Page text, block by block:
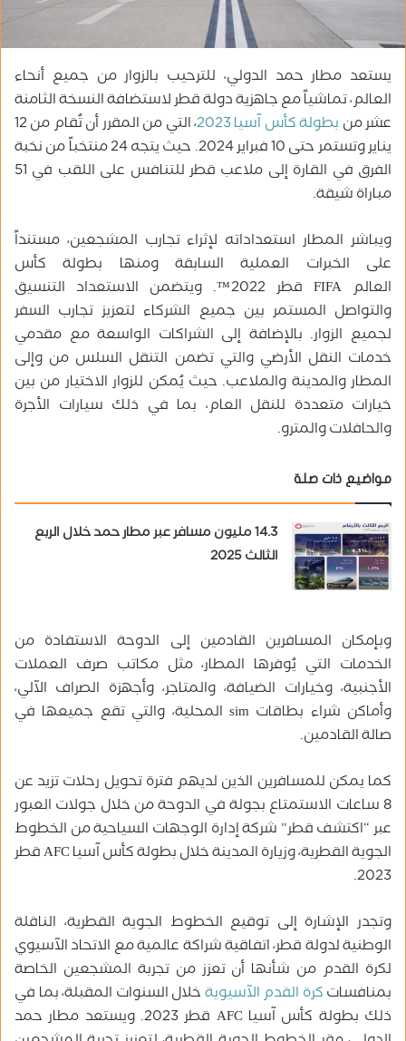
و
ي
يستعد مطار حمد الدولي، للترحيب بالزوار من جميع أنحاء
العالم، تماشياً مع جاهزية دولة قطر لاستضافة النسخة الثامنة
عشر من بطولة كأس آسيا 2023
، التي من المقرر أن تُقام من 12
يناير وتستمر حتى 10 فبراير 2024. حيث يتجه 24 منتخباً من نخبة
الفرق في القارة إلى ملاعب قطر للتنافس على اللقب في 51
مباراة شيقة.
ويباشر المطار استعداداته لإثراء تجارب المشجعين، مستنداً
على الخبرات العملية السابقة ومنها بطولة كأس
العالم FIFA قطر 2022™. ويتضمن الاستعداد التنسيق
والتواصل المستمر بين جميع الشركاء لتعزيز تجارب السفر
لجميع الزوار. بالإضافة إلى الشراكات الواسعة مع مقدمي
خدمات النقل الأرضي والتي تضمن التنقل السلس من وإلى
المطار والمدينة والملاعب. حيث يُمكن للزوار الاختيار من بين
خيارات متعددة للنقل العام، بما في ذلك سيارات الأجرة
والحافلات والمترو.
مواضيع ذات صلة
14.3 مليون مسافر عبر مطار حمد خلال الربع
الثالث 2025
وبإمكان المسافرين القادمين إلى الدوحة الاستفادة من
الخدمات التي يُوفرها المطار، مثل مكاتب صرف العملات
الأجنبية، وخيارات الضيافة، والمتاجر، وأجهزة الصراف الآلي،
وأماكن شراء بطاقات sim المحلية، والتي تقع جميعها في
صالة القادمين.
كما يمكن للمسافرين الذين لديهم فترة تحويل رحلات تزيد عن
8 ساعات الاستمتاع بجولة في الدوحة من خلال جولات العبور
عبر “اكتشف قطر” شركة إدارة الوجهات السياحية من الخطوط
الجوية القطرية، وزيارة المدينة خلال بطولة كأس آسيا AFC قطر
2023.
وتجدر الإشارة إلى توقيع الخطوط الجوية القطرية، الناقلة
الوطنية لدولة قطر، اتفاقية شراكة عالمية مع الاتحاد الآسيوي
لكرة القدم من شأنها أن تعزز من تجربة المشجعين الخاصة
بمنافساتكرة القدم الآسيويةخلال السنوات المقبلة، بما في
ذلك بطولة كأس آسيا AFC قطر 2023. ويستعد مطار حمد